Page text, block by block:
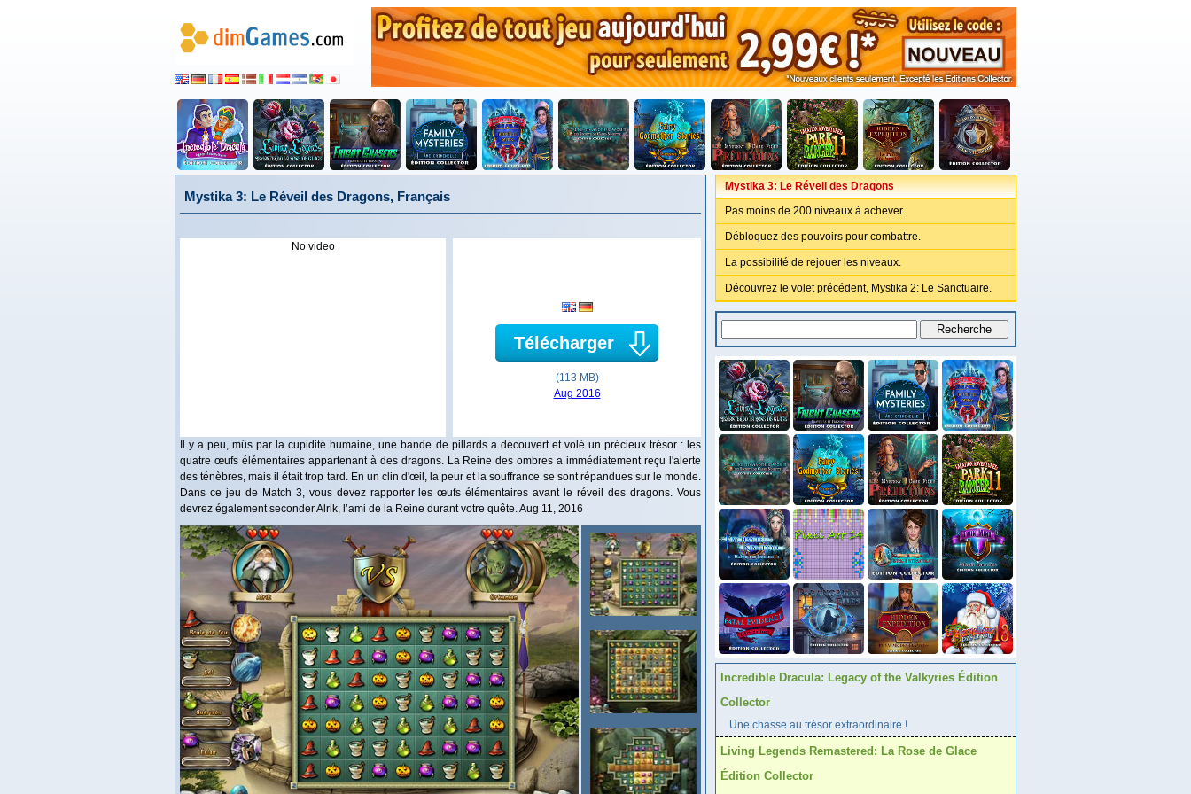
Mystika 3: Le Réveil des Dragons, Français
No video
Télécharger
(113 MB)
Aug 2016
Il y a peu, mûs par la cupidité humaine, une bande de pillards a découvert et volé un précieux trésor : les
quatre œufs élémentaires appartenant à des dragons. La Reine des ombres a immédiatement reçu l'alerte
des ténèbres, mais il était trop tard. En un clin d'œil, la peur et la souffrance se sont répandues sur le monde.
Dans ce jeu de Match 3, vous devez rapporter les œufs élémentaires avant le réveil des dragons. Vous
devrez également seconder Alrik, l’ami de la Reine durant votre quête. Aug 11, 2016
Mystika 3: Le Réveil des Dragons
Pas moins de 200 niveaux à achever.
Débloquez des pouvoirs pour combattre.
La possibilité de rejouer les niveaux.
Découvrez le volet précédent, Mystika 2: Le Sanctuaire.
Incredible Dracula: Legacy of the Valkyries Édition
Collector
Une chasse au trésor extraordinaire !
Living Legends Remastered: La Rose de Glace
Édition Collector